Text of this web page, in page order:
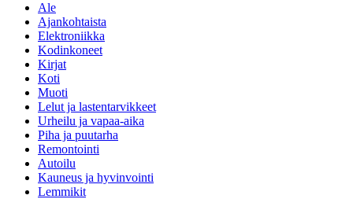
Ale
Ajankohtaista
Elektroniikka
Kodinkoneet
Kirjat
Koti
Muoti
Lelut ja lastentarvikkeet
Urheilu ja vapaa-aika
Piha ja puutarha
Remontointi
Autoilu
Kauneus ja hyvinvointi
Lemmikit